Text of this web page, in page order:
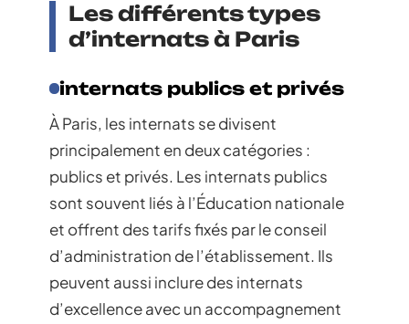
Les différents types
d’internats à Paris
internats publics et privés
À Paris, les internats se divisent
principalement en deux catégories :
publics et privés. Les internats publics
sont souvent liés à l’Éducation nationale
et offrent des tarifs fixés par le conseil
d’administration de l’établissement. Ils
peuvent aussi inclure des internats
d’excellence avec un accompagnement